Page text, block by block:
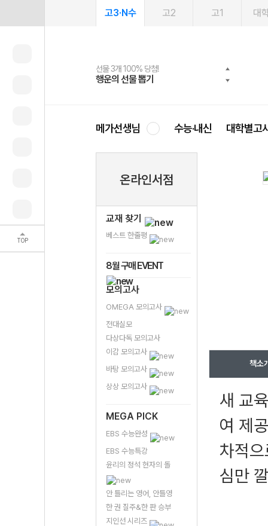
TOP
고3·N수 고2 고1 대
선물 3개 100% 당첨!
행운의 선물 뽑기
선물 100% 증정!
메가스터디 X 올리브
여름방학 스터디 캐시백
메가런 썸머스쿨
2027 러셀 단과
강사 공개선발
스마트러닝앱
설문 EVENT
메가패스
3일 무료 체험권
메가패스 수강생 무료혜택!
메가클럽 멤버십
사회공헌 캠페인
희망이룸 메가나눔
메가선생님 수능·내신 대학별고
온라인서점
교재 찾기
베스트 한줄평
8월 구매 EVENT
모의고사
OMEGA 모의고사
전대실모
다상다독 모의고사
이감 모의고사
바탕 모의고사
상상 모의고사
MEGA PICK
EBS 수능완성
EBS 수능특강
윤리의 정석 현자의 돌
안 틀리는 영어, 안틀영
한 권 질주&한 판 승부
지인선 시리즈
책소
새 교
여 제
차적
심만